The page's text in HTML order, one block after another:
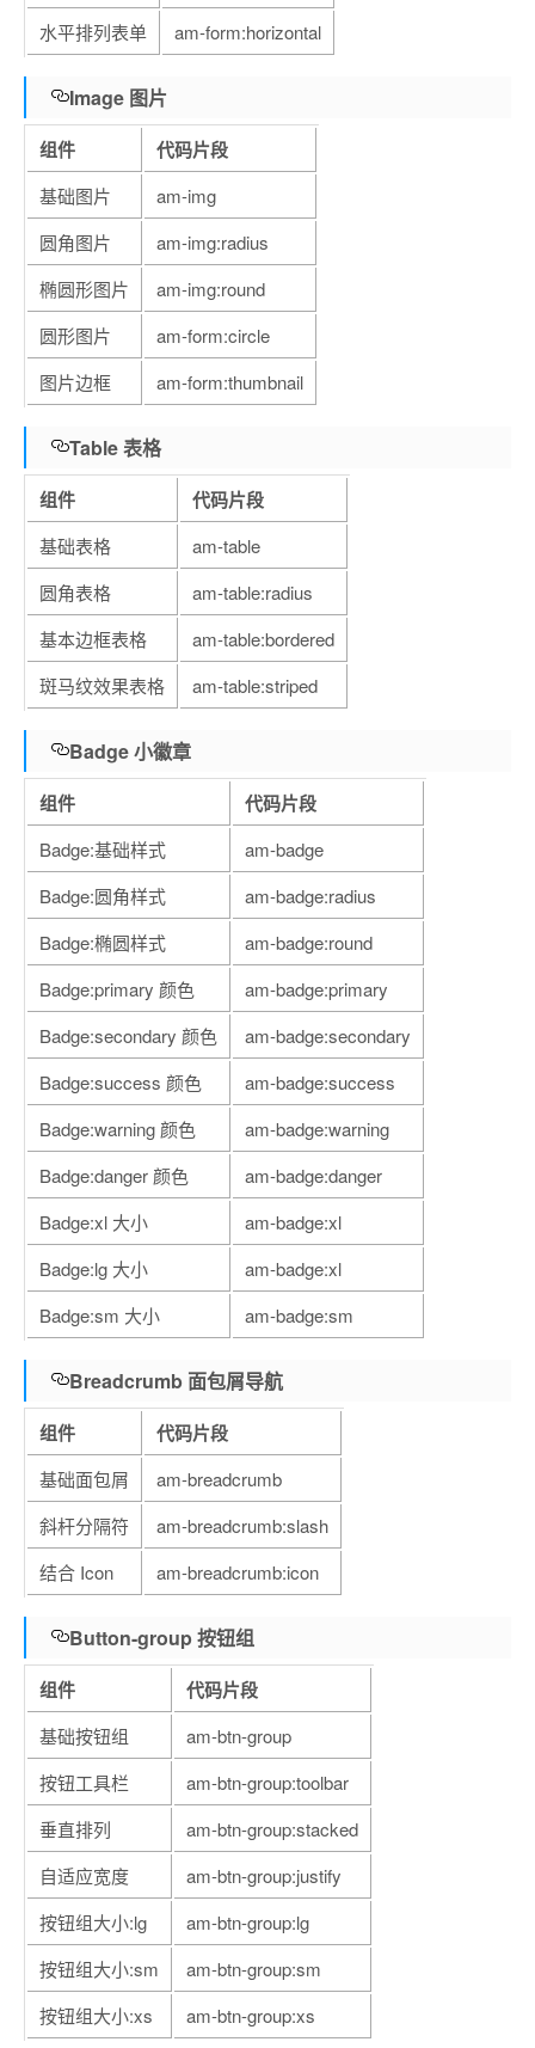
水平排列表单
am-form:horizontal
Image 图片
组件 代码片段
基础图片
am-img
圆角图片
am-img:radius
椭圆形图片
am-img:round
圆形图片
am-form:circle
图片边框
am-form:thumbnail
Table 表格
组件 代码片段
基础表格
am-table
圆角表格
am-table:radius
基本边框表格
am-table:bordered
斑马纹效果表格
am-table:striped
Badge 小徽章
组件 代码片段
Badge:基础样式
am-badge
Badge:圆角样式
am-badge:radius
Badge:椭圆样式
am-badge:round
Badge:primary 颜色
am-badge:primary
Badge:secondary 颜色
am-badge:secondary
Badge:success 颜色
am-badge:success
Badge:warning 颜色
am-badge:warning
Badge:danger 颜色
am-badge:danger
Badge:xl 大小
am-badge:xl
Badge:lg 大小
am-badge:xl
Badge:sm 大小
am-badge:sm
Breadcrumb 面包屑导航
组件 代码片段
基础面包屑
am-breadcrumb
斜杆分隔符
am-breadcrumb:slash
结合 Icon
am-breadcrumb:icon
Button-group 按钮组
组件 代码片段
基础按钮组
am-btn-group
按钮工具栏
am-btn-group:toolbar
垂直排列
am-btn-group:stacked
自适应宽度
am-btn-group:justify
按钮组大小:lg
am-btn-group:lg
按钮组大小:sm
am-btn-group:sm
按钮组大小:xs
am-btn-group:xs